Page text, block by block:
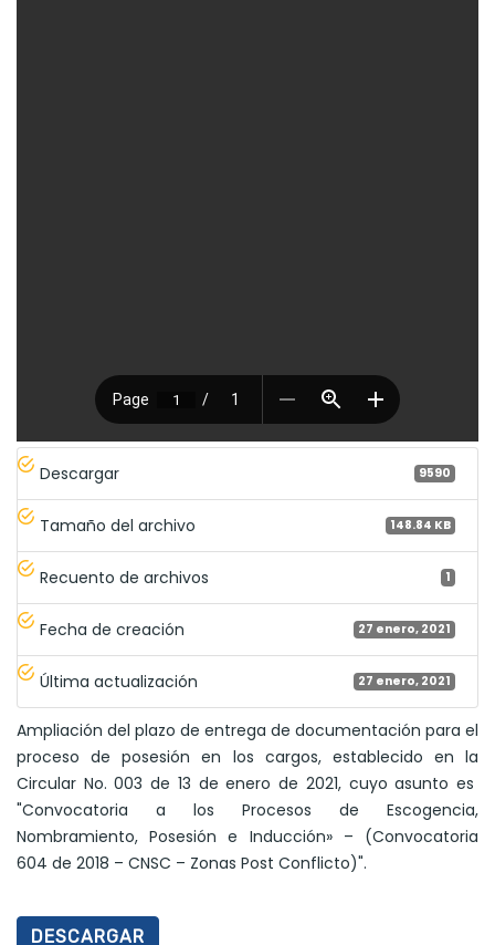
Descargar 9590
Tamaño del archivo 148.84 KB
Recuento de archivos 1
Fecha de creación 27 enero, 2021
Última actualización 27 enero, 2021
Ampliación del plazo de entrega de documentación para el
proceso de posesión en los cargos, establecido en la
Circular No. 003 de 13 de enero de 2021, cuyo asunto es
"Convocatoria a los Procesos de Escogencia,
Nombramiento, Posesión e Inducción» – (Convocatoria
604 de 2018 – CNSC – Zonas Post Conflicto)".
DESCARGAR